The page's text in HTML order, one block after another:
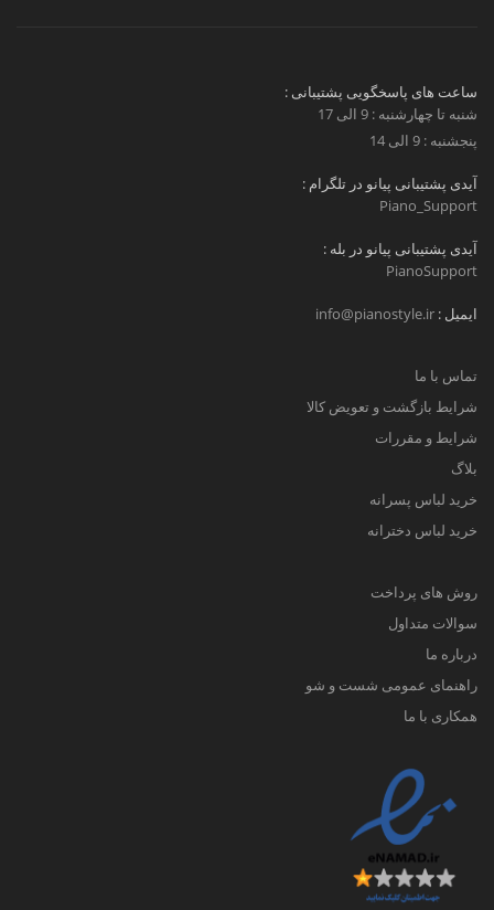
ساعت های پاسخگویی پشتیبانی :
شنبه تا چهارشنبه : 9 الی 17
پنجشنبه : 9 الی 14
آیدی پشتیبانی پیانو در تلگرام :
Piano_Support
آیدی پشتیبانی پیانو در بله :
PianoSupport
ایمیل : info@pianostyle.ir
تماس با ما
شرایط بازگشت و تعویض کالا
شرایط و مقررات
بلاگ
خرید لباس پسرانه
خرید لباس دخترانه
روش های پرداخت
سوالات متداول
درباره ما
راهنمای عمومی شست و شو
همکاری با ما